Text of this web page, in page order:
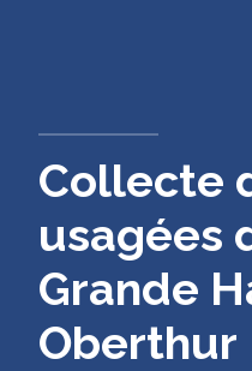
Collecte
usagées
Grande
Oberthur